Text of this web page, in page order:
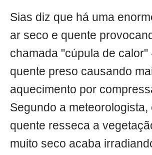
Sias diz que há uma
ar seco e quente
chamada "cúpula de calor"
quente preso causando
aquecimento por
Segundo a meteorologista,
quente resseca a
muito seco acaba